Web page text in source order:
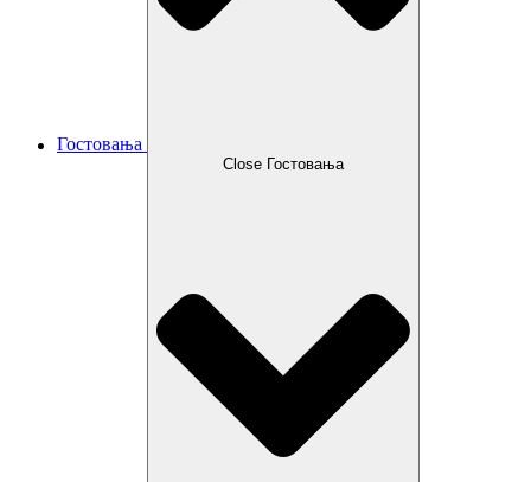
Гостовања
Close Гостовања